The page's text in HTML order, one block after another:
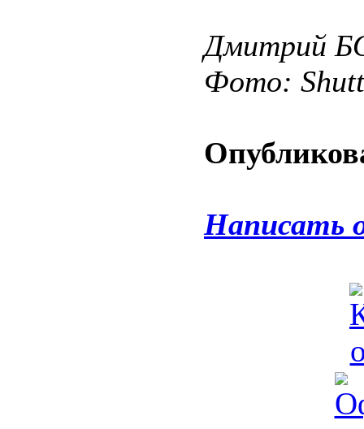
Дмитрий
Фото:
Написать